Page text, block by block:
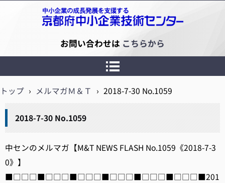
京都府中小企業技術センター
お問い合わせは こちらから
トップ › メルマガＭ＆Ｔ › 2018-7-30 No.1059
2018-7-30 No.1059
中センのメルマガ【M&T NEWS FLASH No.1059《2018-7-3
0》】
■□□□■□□□■□□□■□□□■□□□■□□□■201